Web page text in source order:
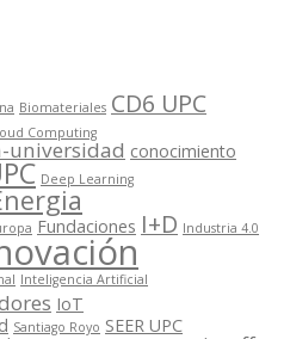
Biomateriales CD6 UPC
Computing
universidad conocimiento
Deep Learning
Fundaciones I+D Industria 4.0
Inteligencia Artificial
IoT
Santiago Royo SEER UPC